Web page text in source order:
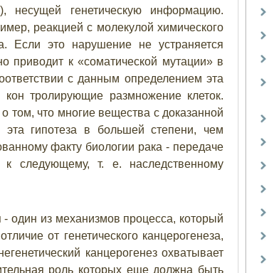
несущей генетическую информацию.
реакцией с молекулой химического
Если это нарушение не устраняется
к «соматической мутации» в
с данным определением эта
тролирующие размножение клеток.
том, что многие вещества с доказанной
эта гипотеза в большей степени, чем
факту биологии рака - передаче
к следующему, т. е. наследственному
из механизмов процесса, который
от генетического канцерогенеза,
канцерогенез охватывает
роль которых еще должна быть